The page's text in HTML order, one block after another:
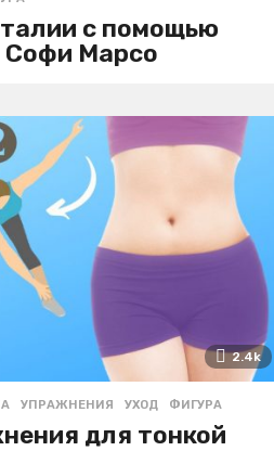
с помощью
Софи Марсо
2.4k
,УПРАЖНЕНИЯ ,УХОД ,ФИГУРА
для тонкой